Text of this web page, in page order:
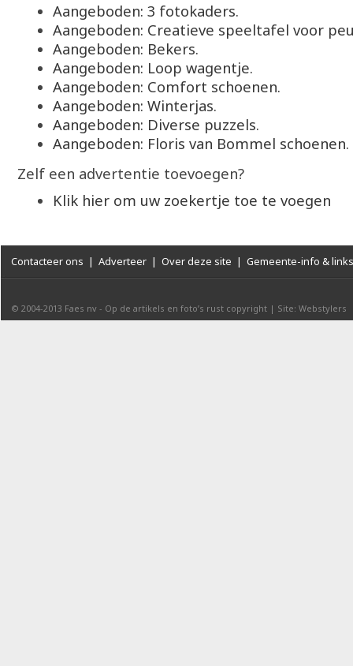
Aangeboden: 3 fotokaders.
Aangeboden: Creatieve speeltafel voor
Aangeboden: Bekers.
Aangeboden: Loop wagentje.
Aangeboden: Comfort schoenen.
Aangeboden: Winterjas.
Aangeboden: Diverse puzzels.
Aangeboden: Floris van Bommel schoenen.
Zelf een advertentie toevoegen?
Klik hier om uw zoekertje toe te voegen
Contacteer ons | Adverteer | Over deze site | Gemeente-info & links
© 2004-2013 Faes nv - Op de artikels en foto’s rust copyright | Site: Webstylers